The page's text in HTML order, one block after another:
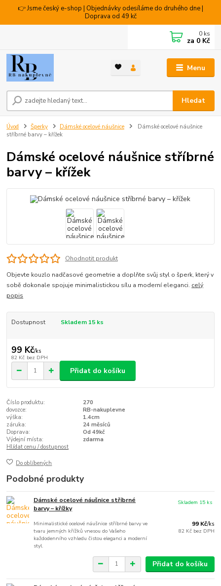
👉 Jsme český e-shop | Objednávky odesíláme do druhého dne |
Doprava od 49 kč
Menu
Hledat
0 ks
za 0 Kč
Úvod Šperky Dámské ocelové náušnice
Dámské ocelové náušnice
stříbrné barvy – křížek
Dámské ocelové náušnice stříbrné
barvy – křížek
Ohodnotit produkt
Objevte kouzlo nadčasové geometrie a doplňte svůj styl o šperk, který v
sobě dokonale spojuje minimalistickou sílu a moderní eleganci. celý
popis
Dostupnost Skladem 15 ks
99 Kč/ks
82 Kč bez DPH
Přidat do košíku
Číslo produktu:
270
dovozce:
RB-nakuplevne
výška:
1.4cm
záruka:
24 měsíců
Doprava:
Od 49kč
Výdejní místa:
zdarma
Hlídat cenu / dostupnost
Do oblíbených
Podobné produkty
Dámské ocelové náušnice stříbrné
barvy – křížky
Minimalistické ocelové náušnice stříbrné barvy ve
tvaru jemných křížků vnesou do Vašeho
každodenního vzhledu čistou eleganci a moderní
styl.
99 Kč/ks
82 Kč bez DPH
Skladem 15 ks
Přidat do košíku